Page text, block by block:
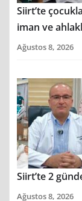
Siirt’te
iman ve
Ağustos 8, 2026
Siirt’te 2
Ağustos 8, 2026